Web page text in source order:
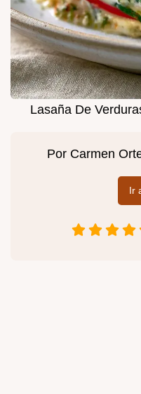
Lasaña De
Por Carmen
Ir